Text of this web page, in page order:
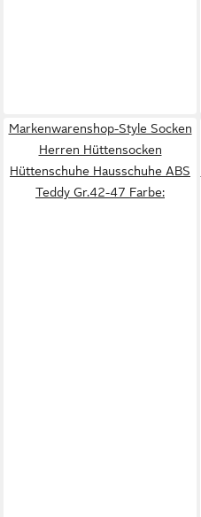
Markenwarenshop-Style Socken
Herren Hüttensocken
Hüttenschuhe Hausschuhe ABS
Teddy Gr.42-47 Farbe: